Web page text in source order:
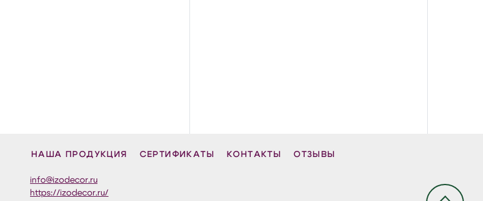
НАША ПРОДУКЦИЯ СЕРТИФИКАТЫ КОНТАКТЫ ОТЗЫВЫ
info@izodecor.ru
https://izodecor.ru/